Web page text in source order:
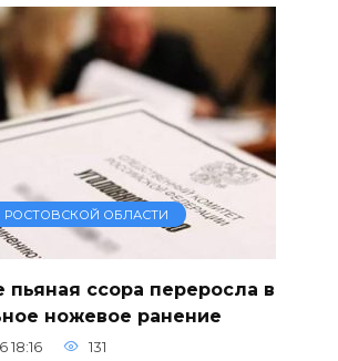
ОБЛАСТИ
пьяная ссора переросла в
ножевое ранение
18:16 131